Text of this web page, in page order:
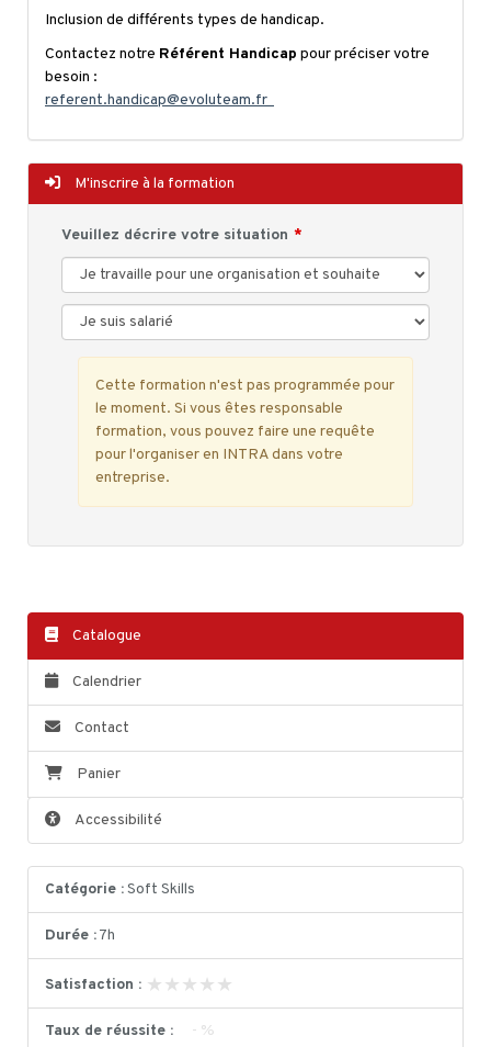
Inclusion de différents types de handicap.
Contactez notre Référent Handicap pour préciser votre
besoin :
referent.handicap@evoluteam.fr
M'inscrire à la formation
Veuillez décrire votre situation
Cette formation n'est pas programmée pour
le moment. Si vous êtes responsable
formation, vous pouvez faire une requête
pour l'organiser en INTRA dans votre
entreprise.
Catalogue
Calendrier
Contact
Panier
Accessibilité
Catégorie :Soft Skills
Durée :7h
Satisfaction : ★★★★★
★★★★★
Taux de réussite : - %